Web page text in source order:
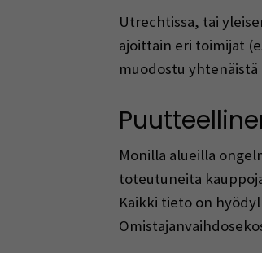
Utrechtissa, tai
ajoittain eri toimijat
muodostu
Monilla alueilla
toteutuneita
Kaikki tieto on